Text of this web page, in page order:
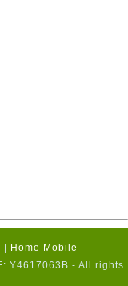
Home Mobile
Y4617063B - All rights